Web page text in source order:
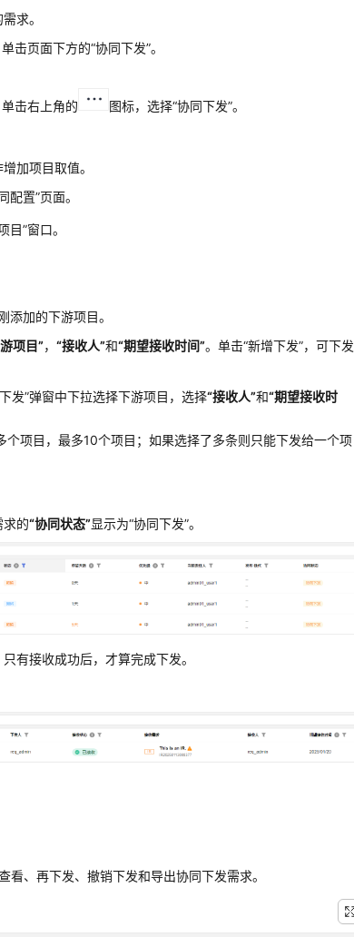
求。
击页面下方的“协同下发”。
击右上角的 图标，选择“协同下发”。
加项目取值。
配置”页面。
目”窗口。
添加的下游项目。
项目”，“接收人”和“期望接收时间”。单击“新增下发”，可下发
发”弹窗中下拉选择下游项目，选择“接收人”和“期望接收时
个项目，最多10个项目；如果选择了多条则只能下发给一个项
求的“协同状态”显示为“协同下发”。
有接收成功后，才算完成下发。
、再下发、撤销下发和导出协同下发需求。